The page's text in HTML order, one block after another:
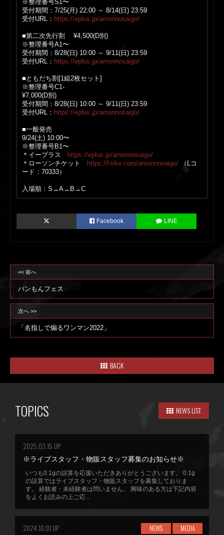
※整理番号S1〜
受付期間：7/25(月) 22:00 ～ 8/14(日) 23:59
受付URL： https://eplus.jp/amonnosaigo/
■第二次先行割 ¥4,500(D別)
※整理番号A1〜
受付期間：8/28(日) 10:00 ～ 9/11(日) 23:59
受付URL： https://eplus.jp/amonnosaigo/
■ともだち割[1組2枚セット]
※整理番号C1-
¥7,000(D別)
受付期間：8/28(日) 10:00 ～ 9/11(日) 23:59
受付URL： https://eplus.jp/amonnosaigo/
■一般発売
9/24(土) 10:00〜
※整理番号B1〜
＊イープラス
https://eplus.jp/amonnosaigo/
＊ローソンチケット
https://l-tike.com/amonnosaigo/ （Lコ
ード：70333）
入場順：S→A→B→C
Facebook LINE
<< 前へ
バンもんフェス
次へ >>
「名指しで煽るワンマン2022」
BACK
TOPICS NEWS LIST
2025.03.15 UP
※ライブスタッフ・物販スタッフ募集のお知らせ※
いつも0.1gの誤算を応援いただきありがとうございます。 0.1g
の誤算ではライブスタッフ・物販スタッフを募集しておりま
す。 経験者・未経験者は問いません。 興味のある方は下記内容
をよくお読みの上ご応...
2024.10.01 UP NEWS MEDIA